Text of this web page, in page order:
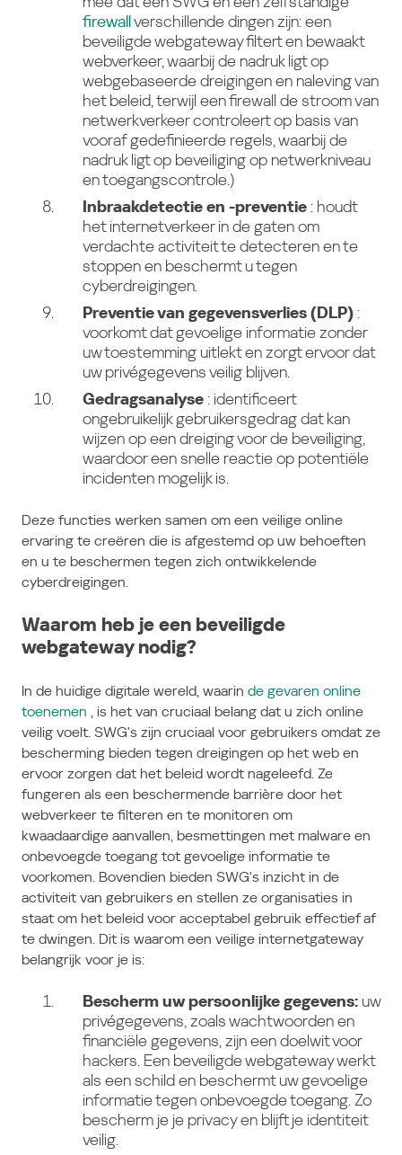
firewallverschillende dingen zijn: een
beveiligde webgateway filtert en bewaakt
webverkeer, waarbij de nadruk ligt op
webgebaseerde dreigingen en naleving van
het beleid, terwijl een firewall de stroom van
netwerkverkeer controleert op basis van
vooraf gedefinieerde regels, waarbij de
nadruk ligt op beveiliging op netwerkniveau
en toegangscontrole.)
Inbraakdetectie en -preventie : houdt
het internetverkeer in de gaten om
verdachte activiteit te detecteren en te
stoppen en beschermt u tegen
cyberdreigingen.
Preventie van gegevensverlies (DLP) :
voorkomt dat gevoelige informatie zonder
uw toestemming uitlekt en zorgt ervoor dat
uw privégegevens veilig blijven.
Gedragsanalyse : identificeert
ongebruikelijk gebruikersgedrag dat kan
wijzen op een dreiging voor de beveiliging,
waardoor een snelle reactie op potentiële
incidenten mogelijk is.
Deze functies werken samen om een veilige online
ervaring te creëren die is afgestemd op uw behoeften
en u te beschermen tegen zich ontwikkelende
cyberdreigingen.
Waarom heb je een beveiligde
webgateway nodig?
In de huidige digitale wereld, waarin de gevaren online
toenemen , is het van cruciaal belang dat u zich online
veilig voelt. SWG's zijn cruciaal voor gebruikers omdat ze
bescherming bieden tegen dreigingen op het web en
ervoor zorgen dat het beleid wordt nageleefd. Ze
fungeren als een beschermende barrière door het
webverkeer te filteren en te monitoren om
kwaadaardige aanvallen, besmettingen met malware en
onbevoegde toegang tot gevoelige informatie te
voorkomen. Bovendien bieden SWG's inzicht in de
activiteit van gebruikers en stellen ze organisaties in
staat om het beleid voor acceptabel gebruik effectief af
te dwingen. Dit is waarom een veilige internetgateway
belangrijk voor je is:
Bescherm uw persoonlijke gegevens: uw
privégegevens, zoals wachtwoorden en
financiële gegevens, zijn een doelwit voor
hackers. Een beveiligde webgateway werkt
als een schild en beschermt uw gevoelige
informatie tegen onbevoegde toegang. Zo
bescherm je je privacy en blijft je identiteit
veilig.